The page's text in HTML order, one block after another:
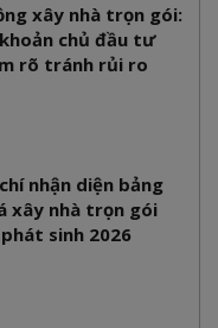
xây nhà trọn gói:
chủ đầu tư
rõ tránh rủi ro
nhận diện bảng
xây nhà trọn gói
sinh 2026